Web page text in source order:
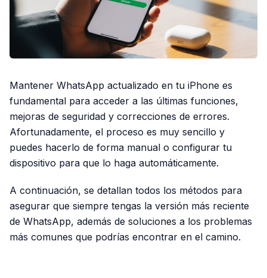
Mantener WhatsApp actualizado en tu iPhone es
fundamental para acceder a las últimas funciones,
mejoras de seguridad y correcciones de errores.
Afortunadamente, el proceso es muy sencillo y
puedes hacerlo de forma manual o configurar tu
dispositivo para que lo haga automáticamente.
A continuación, se detallan todos los métodos para
asegurar que siempre tengas la versión más reciente
de WhatsApp, además de soluciones a los problemas
más comunes que podrías encontrar en el camino.